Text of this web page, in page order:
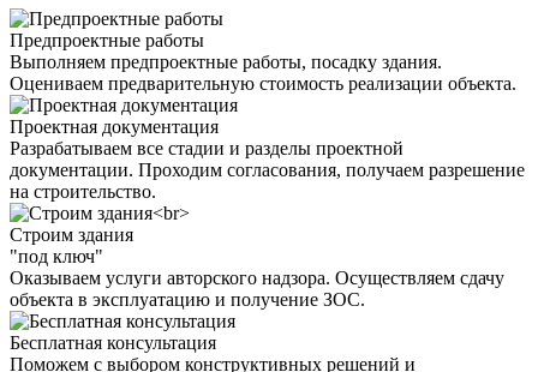
Предпроектные работы
Выполняем предпроектные работы, посадку здания.
Оцениваем предварительную стоимость реализации объекта.
Проектная документация
Разрабатываем все стадии и разделы проектной
документации. Проходим согласования, получаем разрешение
на строительство.
Строим здания
"под ключ"
Оказываем услуги авторского надзора. Осуществляем сдачу
объекта в эксплуатацию и получение ЗОС.
Бесплатная консультация
Поможем с выбором конструктивных решений и